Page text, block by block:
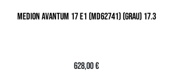
MEDION AVANTUM 17 E1 (MD62741) (GRAU) 17.3
628,00 €